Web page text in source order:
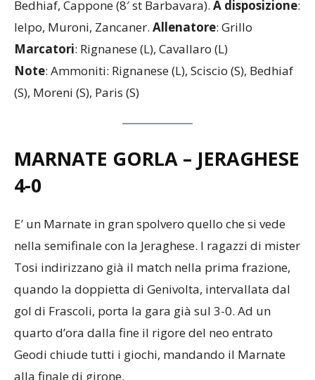
Bedhiaf, Cappone (8′ st Barbavara).
A disposizione
Ielpo, Muroni, Zancaner.
: Rignanese (L), Cavallaro (L)
: Ammoniti: Rignanese (L), Sciscio (S), Bedhiaf
MARNATE GORLA – JERAGHESE
4-0
E’ un Marnate in gran spolvero quello che si vede
nella semifinale con la Jeraghese. I ragazzi di mister
Tosi indirizzano già il match nella prima frazione,
quando la doppietta di Genivolta, intervallata dal
gol di Frascoli, porta la gara già sul 3-0. Ad un
quarto d’ora dalla fine il rigore del neo entrato
Geodi chiude tutti i giochi, mandando il Marnate